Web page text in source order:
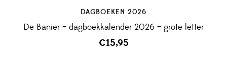
DAGBOEKEN 2026
De Banier – dagboekkalender 2026 – grote letter
€15,95